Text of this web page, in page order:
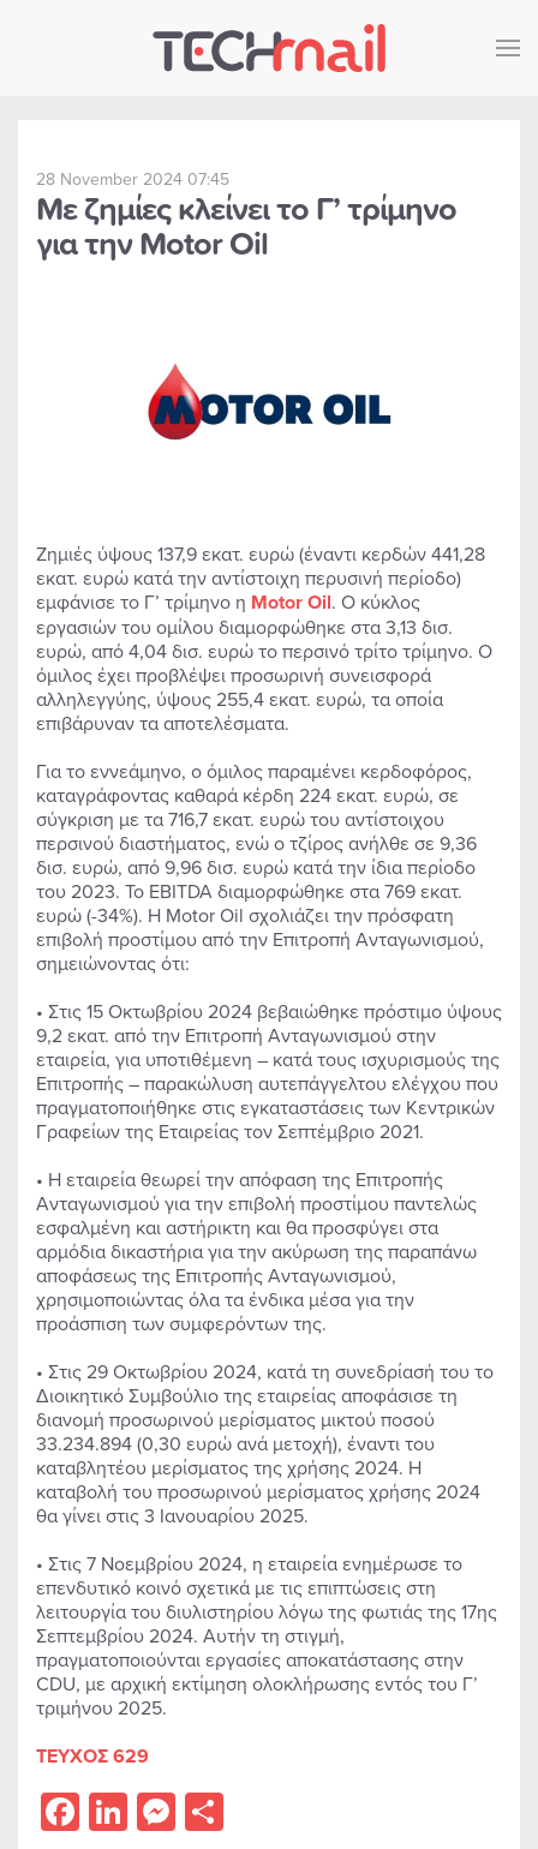
Skip to main content
28 November 2024 07:45
Με ζημίες κλείνει το Γ’ τρίμηνο
για την Motor Oil
Ζημιές ύψους 137,9 εκατ. ευρώ (έναντι κερδών 441,28
εκατ. ευρώ κατά την αντίστοιχη περυσινή περίοδο)
εμφάνισε το Γ’ τρίμηνο η MotorOil. Ο κύκλος
εργασιών του ομίλου διαμορφώθηκε στα 3,13 δισ.
ευρώ, από 4,04 δισ. ευρώ το περσινό τρίτο τρίμηνο. Ο
όμιλος έχει προβλέψει προσωρινή συνεισφορά
αλληλεγγύης, ύψους 255,4 εκατ. ευρώ, τα οποία
επιβάρυναν τα αποτελέσματα.
Για το εννεάμηνο, ο όμιλος παραμένει κερδοφόρος,
καταγράφοντας καθαρά κέρδη 224 εκατ. ευρώ, σε
σύγκριση με τα 716,7 εκατ. ευρώ του αντίστοιχου
περσινού διαστήματος, ενώ ο τζίρος ανήλθε σε 9,36
δισ. ευρώ, από 9,96 δισ. ευρώ κατά την ίδια περίοδο
του 2023. Το EBITDA διαμορφώθηκε στα 769 εκατ.
ευρώ (-34%). Η Motor Oil σχολιάζει την πρόσφατη
επιβολή προστίμου από την Επιτροπή Ανταγωνισμού,
σημειώνοντας ότι:
• Στις 15 Οκτωβρίου 2024 βεβαιώθηκε πρόστιμο ύψους
9,2 εκατ. από την Επιτροπή Ανταγωνισμού στην
εταιρεία, για υποτιθέμενη – κατά τους ισχυρισμούς της
Επιτροπής – παρακώλυση αυτεπάγγελτου ελέγχου που
πραγματοποιήθηκε στις εγκαταστάσεις των Κεντρικών
Γραφείων της Εταιρείας τον Σεπτέμβριο 2021.
• Η εταιρεία θεωρεί την απόφαση της Επιτροπής
Ανταγωνισμού για την επιβολή προστίμου παντελώς
εσφαλμένη και αστήρικτη και θα προσφύγει στα
αρμόδια δικαστήρια για την ακύρωση της παραπάνω
αποφάσεως της Επιτροπής Ανταγωνισμού,
χρησιμοποιώντας όλα τα ένδικα μέσα για την
προάσπιση των συμφερόντων της.
• Στις 29 Οκτωβρίου 2024, κατά τη συνεδρίασή του το
Διοικητικό Συμβούλιο της εταιρείας αποφάσισε τη
διανομή προσωρινού μερίσματος μικτού ποσού
33.234.894 (0,30 ευρώ ανά μετοχή), έναντι του
καταβλητέου μερίσματος της χρήσης 2024. Η
καταβολή του προσωρινού μερίσματος χρήσης 2024
θα γίνει στις 3 Ιανουαρίου 2025.
• Στις 7 Νοεμβρίου 2024, η εταιρεία ενημέρωσε το
επενδυτικό κοινό σχετικά με τις επιπτώσεις στη
λειτουργία του διυλιστηρίου λόγω της φωτιάς της 17ης
Σεπτεμβρίου 2024. Αυτήν τη στιγμή,
πραγματοποιούνται εργασίες αποκατάστασης στην
CDU, με αρχική εκτίμηση ολοκλήρωσης εντός του Γ’
τριμήνου 2025.
ΤΕΥΧΟΣ 629
Facebook
LinkedIn
Messenger